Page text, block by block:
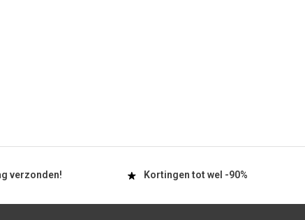
verzonden! Kortingen tot wel -90%